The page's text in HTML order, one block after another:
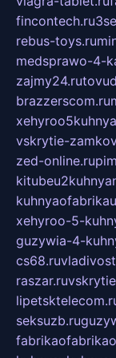
fincontech.ru
rebus-toys.ru
medsprawo-4-
zajmy24.ru
brazzerscom.ru
vskrytie-
zed-online.ru
xehyroo-5-
guzywia-4-
cs68.ru
raszar.ru
seksuzb.ru